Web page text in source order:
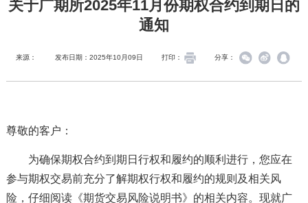
关于广期所2025年11月份期权合约到期日的
通知
来源： 发布日期：2025年10月09日 打印： 分享：
尊敬的客户：
为确保期权合约到期日行权和履约的顺利进行，您应在
参与期权交易前充分了解期权行权和履约的规则及相关风
险，仔细阅读《期货交易风险说明书》的相关内容。现就广